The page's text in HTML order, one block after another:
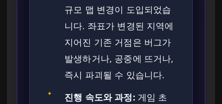
규모 맵 변경이 도입되었습
니다. 좌표가 변경된 지역에
지어진 기존 거점은 버그가
발생하거나, 공중에 뜨거나,
즉시 파괴될 수 있습니다.
✦ 진행 속도와 과정: 게임 초